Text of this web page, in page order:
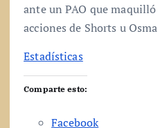
ante un PAO que
acciones de Shorts u
Estadísticas
Comparte esto:
Facebook